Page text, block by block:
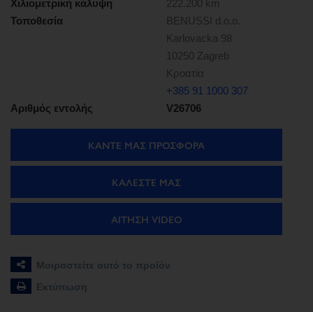
Χιλιομετρική κάλυψη
222.200 km
Τοποθεσία
BENUSSI d.o.o.
Karlovacka 98
10250 Zagreb
Κροατία
+385 91 1000 307
Αριθμός εντολής
V26706
ΚΑΝΤΕ ΜΑΣ ΠΡΟΣΦΟΡΑ
ΚΑΛΈΣΤΕ ΜΑΣ
ΑΊΤΗΣΗ VIDEO
Μοιραστείτε αυτό το προϊόν
Εκτύπωση